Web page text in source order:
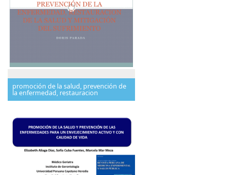
promoción de la salud, prevención de
la enfermedad, restauracion